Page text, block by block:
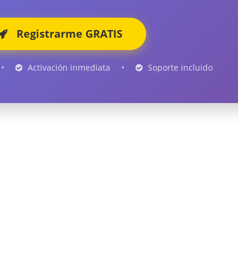
Registrarme GRATIS
• Activación inmediata • Soporte incluido